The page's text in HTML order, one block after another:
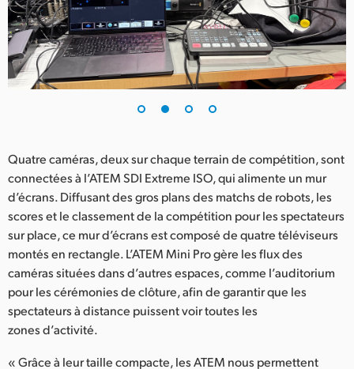
UAE
Ukraine
United Kingdom
Quatre caméras, deux sur chaque terrain de compétition, sont
connectées à l’ATEM SDI Extreme ISO, qui alimente un mur
d’écrans. Diffusant des gros plans des matchs de robots, les
scores et le classement de la compétition pour les spectateurs
sur place, ce mur d’écrans est composé de quatre téléviseurs
montés en rectangle. L’ATEM Mini Pro gère les flux des
caméras situées dans d’autres espaces, comme l’auditorium
pour les cérémonies de clôture, afin de garantir que les
spectateurs à distance puissent voir toutes les
zones d’activité.
« Grâce à leur taille compacte, les ATEM nous permettent